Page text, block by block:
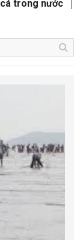
trong nước